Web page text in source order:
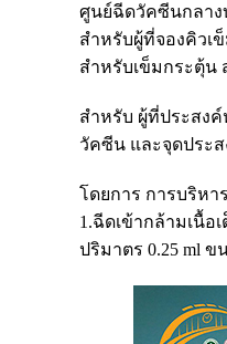
ศูนย์ฉีดวัคซีนกลาง
สำหรับผู้ที่จองคิวเ
สำหรับเข็มกระตุ้น
สำหรับ ผู้ที่ประสง
วัคซีน และจุดประ
โดยการ การบริหา
1.ฉีดเข้ากล้ามเนื้อ
ปริมาตร 0.25 ml ข